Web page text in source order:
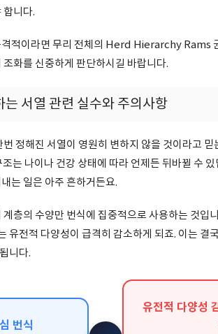
합니다.
격적이라면 무리 전체의 Herd Hierarchy Rams
화를 신중하게 판단하시길 바랍니다.
는 서열 관련 실수와 주의사항
정해진 서열이 영원히 변하지 않을 것이라고 믿
나이나 건강 상태에 따라 언제든 뒤바뀔 수 있
는 일은 아주 흔하거든요.
층의 수양만 번식에 집중적으로 사용하는 것입
유전적 다양성이 급격히 감소하게 되죠. 이는 결
니다.
번식
유전적 다양성